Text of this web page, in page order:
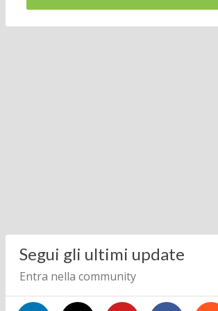
Segui gli ultimi update
Entra nella community